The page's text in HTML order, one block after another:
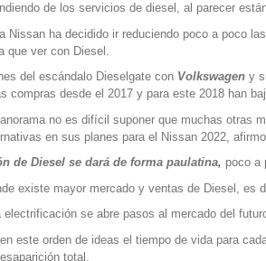
de los servicios de diesel, al parecer
Nissan ha decidido ir reduciendo poco a poco
que ver con Diesel.
del escándalo Dieselgate con Volkswagen y
compras desde el 2017 y para este 2018 han
no es difícil suponer que muchas otras
en sus planes para el Nissan 2022,
de Diesel se dará de forma paulatina, poco a
existe mayor mercado y ventas de Diesel, es
electrificación se abre pasos al mercado del
este orden de ideas el tiempo de vida para
total.